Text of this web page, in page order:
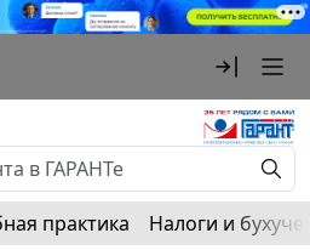
практика Налоги и